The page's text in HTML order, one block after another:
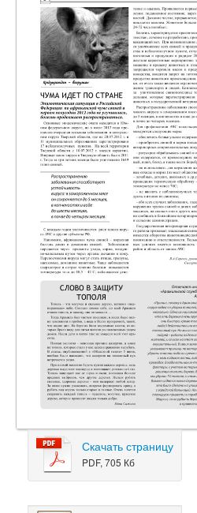
Скачать страницу
PDF, 705 Кб